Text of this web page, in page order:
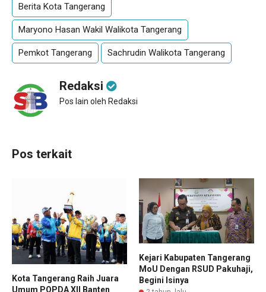
Berita Kota Tangerang
Maryono Hasan Wakil Walikota Tangerang
Pemkot Tangerang Sachrudin Walikota Tangerang
Redaksi
Pos lain oleh Redaksi
Pos terkait
Kota Tangerang Raih Juara
Umum POPDA XII Banten
Kejari Kabupaten Tangerang
MoU Dengan RSUD Pakuhaji,
Begini Isinya